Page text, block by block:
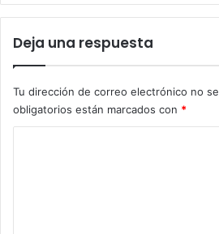
Deja una respuesta
Tu dirección de correo electrónico no
obligatorios están marcados con *